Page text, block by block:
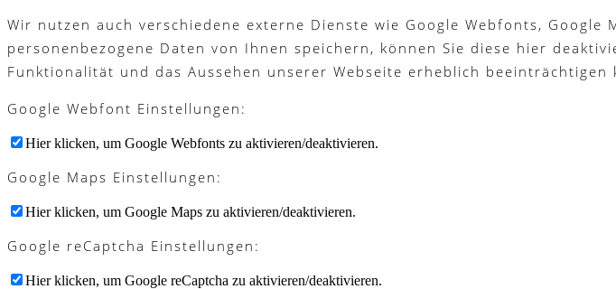
Wir nutzen auch verschiedene externe Dienste wie Google Webfonts,
personenbezogene Daten von Ihnen speichern, können Sie diese hier
Funktionalität und das Aussehen unserer Webseite erheblich
Google Webfont Einstellungen:
Hier klicken, um Google Webfonts zu aktivieren/deaktivieren.
Google Maps Einstellungen:
Hier klicken, um Google Maps zu aktivieren/deaktivieren.
Google reCaptcha Einstellungen:
Hier klicken, um Google reCaptcha zu aktivieren/deaktivieren.